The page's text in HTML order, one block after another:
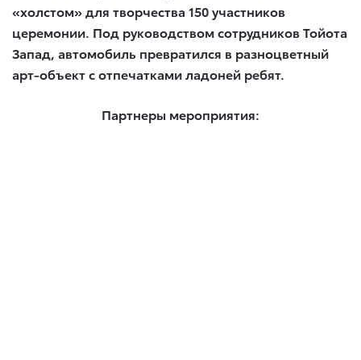
«холстом» для творчества 150 участников
церемонии. Под руководством сотрудников Тойота
Запад, автомобиль превратился в разноцветный
арт-объект с отпечатками ладоней ребят.
Партнеры мероприятия: